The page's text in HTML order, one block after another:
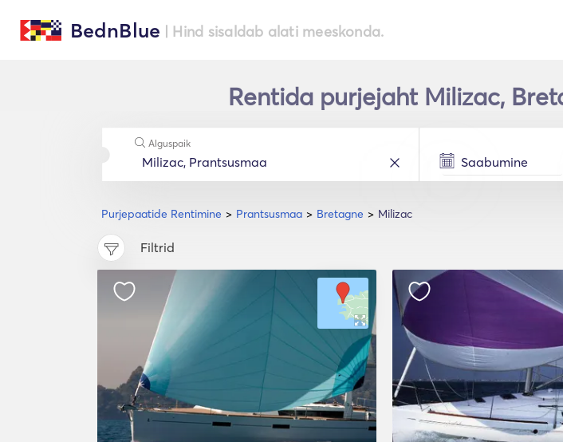
BednBlue | Hind sisaldab alati meeskonda.
Rentida purjejaht Milizac,
Purjepaatide Rentimine Prantsusmaa Bretagne Milizac
Alguspaik
Filtrid